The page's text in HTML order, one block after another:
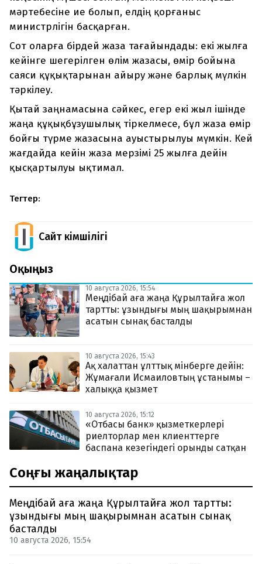
мәртебесіне ие болып, елдің қорғаныс
министрлігін басқарған.
Сот оларға бірдей жаза тағайындады: екі жылға
кейінге шегерілген өлім жазасы, өмір бойына
саяси құқықтарынан айыру және барлық мүлкін
тәркілеу.
Қытай заңнамасына сәйкес, егер екі жыл ішінде
жаңа құқықбұзушылық тіркелмесе, бұл жаза өмір
бойғы түрме жазасына ауыстырылуы мүмкін. Кей
жағдайда кейін жаза мерзімі 25 жылға дейін
қысқартылуы ықтимал.
Тегтер:
Сайт Әкімшілігі
Оқыңыз
10 августа 2026, 15:54
Меңдібай аға жаңа Құрылтайға жол
тартты: ұзындығы мың шақырымнан
асатын сынақ басталды
10 августа 2026, 15:43
Ақ халаттан ұлттық мінберге дейін:
Жұмағали Исмаиловтың ұстанымы –
халыққа қызмет
10 августа 2026, 15:12
«Отбасы банк» қызметкерлері
риелторлар мен клиенттерге
баспана кезегіндегі орынды сатқан
Соңғы жаңалықтар
Меңдібай аға жаңа Құрылтайға жол тартты:
ұзындығы мың шақырымнан асатын сынақ
басталды
10 августа 2026, 15:54